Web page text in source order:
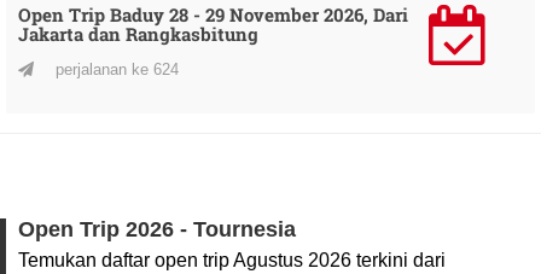
Open Trip Baduy 28 - 29 November 2026, Dari
Jakarta dan Rangkasbitung
perjalanan ke 624
Open Trip 2026 - Tournesia
Temukan daftar open trip Agustus 2026 terkini dari